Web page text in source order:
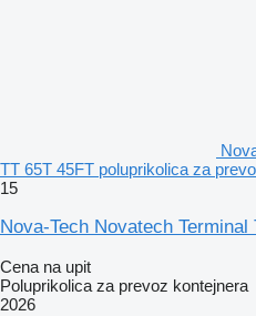
TT 65T 45FT poluprikolica za
15
Nova-Tech Novatech
Cena na upit
Poluprikolica za prevoz kontejnera
2026